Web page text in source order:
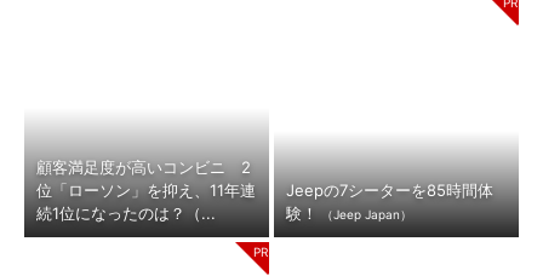
顧客満足度が高いコンビニ 2
位「ローソン」を抑え、11年連
続1位になったのは？（...
Jeepの7シーターを85時間体
験！
（Jeep Japan）